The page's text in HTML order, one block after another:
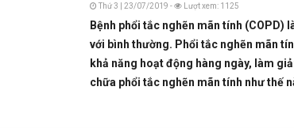
Thứ 3 | 23/07/2019 - Lượt xem: 1125
Bệnh phổi tắc nghẽn mãn tính (COPD)
với bình thường. Phổi tắc nghẽn mãn
khả năng hoạt động hàng ngày, làm
chữa phổi tắc nghẽn mãn tính như thế